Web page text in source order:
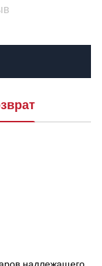
надлежащего